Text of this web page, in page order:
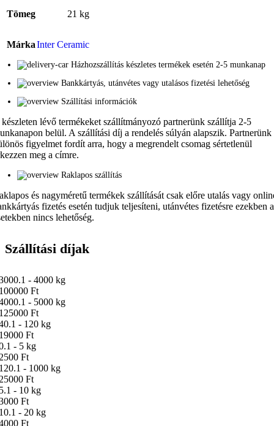
Tömeg 21 kg
MárkaInter Ceramic
Házhozszállítás készletes termékek esetén 2-5 munkanap
Bankkártyás, utánvétes vagy utalásos fizetési lehetőség
Szállítási információk
lévő termékeket szállítmányozó partnerünk szállítja 2-5
belül. A szállítási díj a rendelés súlyán alapszik. Partnerünk
figyelmet fordít arra, hogy a megrendelt csomag sértetlenül
meg a címre.
Raklapos szállítás
és nagyméretű termékek szállítását csak előre utalás vagy
fizetés esetén tudjuk teljesíteni, utánvétes fizetésre ezekben
nincs lehetőség.
Szállítási díjak
- 4000 kg
Ft
- 5000 kg
Ft
- 120 kg
Ft
- 5 kg
Ft
- 1000 kg
Ft
- 10 kg
Ft
- 20 kg
Ft